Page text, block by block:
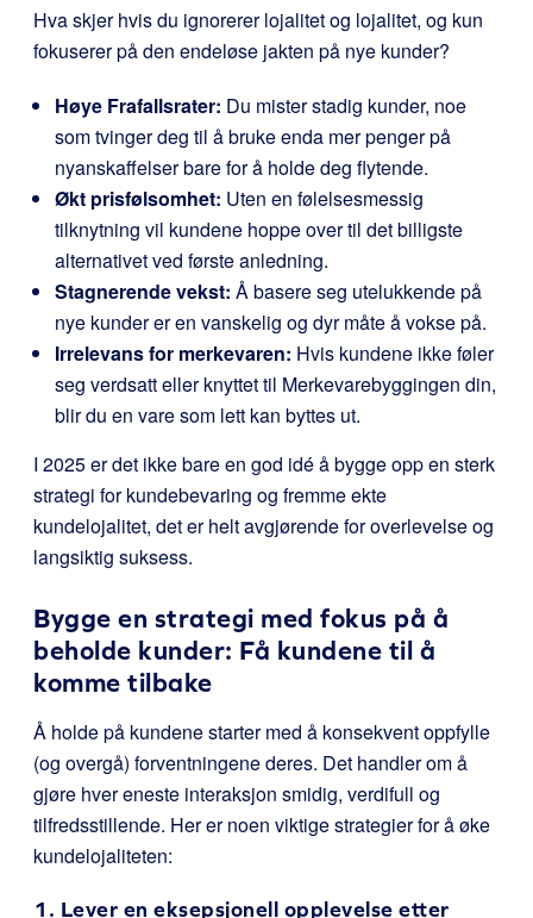
Hva skjer hvis du ignorerer lojalitet og lojalitet, og kun
fokuserer på den endeløse jakten på nye kunder?
Høye Frafallsrater: Du mister stadig kunder, noe
som tvinger deg til å bruke enda mer penger på
nyanskaffelser bare for å holde deg flytende.
Økt prisfølsomhet: Uten en følelsesmessig
tilknytning vil kundene hoppe over til det billigste
alternativet ved første anledning.
Stagnerende vekst: Å basere seg utelukkende på
nye kunder er en vanskelig og dyr måte å vokse på.
Irrelevans for merkevaren: Hvis kundene ikke føler
seg verdsatt eller knyttet til Merkevarebyggingen din,
blir du en vare som lett kan byttes ut.
I 2025 er det ikke bare en god idé å bygge opp en sterk
strategi for kundebevaring og fremme ekte
kundelojalitet, det er helt avgjørende for overlevelse og
langsiktig suksess.
Bygge en strategi med fokus på å
beholde kunder: Få kundene til å
komme tilbake
Å holde på kundene starter med å konsekvent oppfylle
(og overgå) forventningene deres. Det handler om å
gjøre hver eneste interaksjon smidig, verdifull og
tilfredsstillende. Her er noen viktige strategier for å øke
kundelojaliteten:
1. Lever en eksepsjonell opplevelse etter